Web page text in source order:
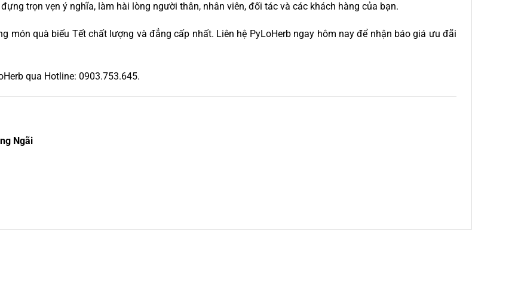
trọn vẹn ý nghĩa, làm hài lòng người thân, nhân viên, đối tác và các khách hàng của bạn.
món quà biếu Tết chất lượng và đẳng cấp nhất. Liên hệ PyLoHerb ngay hôm nay để nhận báo giá ưu đãi
qua Hotline: 0903.753.645.
Ngãi